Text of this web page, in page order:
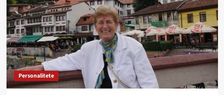
Personalitete